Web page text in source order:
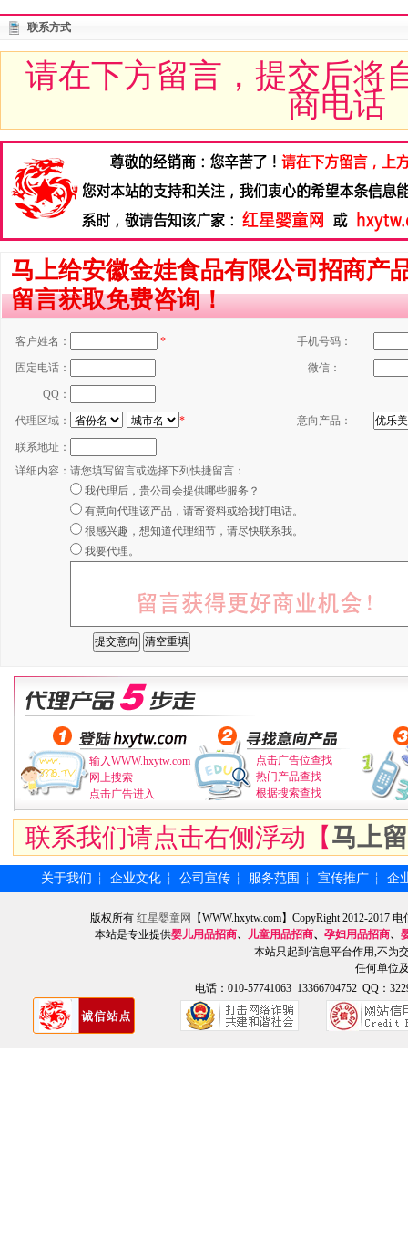
联系方式
请在下方留言，提交后将
商电话
马上给安徽金娃食品有限公司招商产
留言获取免费咨询！
客户姓名： * 手机号码：
固定电话： 微信：
QQ：
代理区域： - * 意向产品：
联系地址：
详细内容： 请您填写留言或选择下列快捷留言：
我代理后，贵公司会提供哪些服务？
有意向代理该产品，请寄资料或给我打电话。
很感兴趣，想知道代理细节，请尽快联系我。
我要代理。
输入WWW.hxytw.com
网上搜索
点击广告进入
点击广告位查找
热门产品查找
根据搜索查找
联系我们请点击右侧浮动【马上
关于我们 ┆ 企业文化 ┆ 公司宣传 ┆ 服务范围 ┆ 宣传推广 ┆ 企
版权所有 红星婴童网
【WWW.hxytw.com】CopyRight 2012-2017
本站是专业提供婴儿用品招商、 儿童用品招商、 孕妇用品招商、
本站只起到信息平台作用,不为
任何单位
电话：010-57741063 13366704752 QQ：